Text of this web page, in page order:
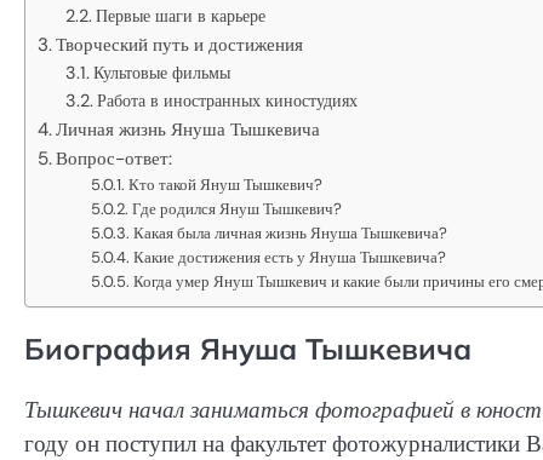
Первые шаги в карьере
Творческий путь и достижения
Культовые фильмы
Работа в иностранных киностудиях
Личная жизнь Януша Тышкевича
Вопрос-ответ:
Кто такой Януш Тышкевич?
Где родился Януш Тышкевич?
Какая была личная жизнь Януша Тышкевича?
Какие достижения есть у Януша Тышкевича?
Когда умер Януш Тышкевич и какие были причины его
Биография Януша Тышкевича
Тышкевич начал заниматься фотографией в
году он поступил на факультет